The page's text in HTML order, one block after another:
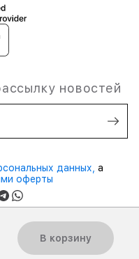
В корзину
новостей
данных, а
оферты